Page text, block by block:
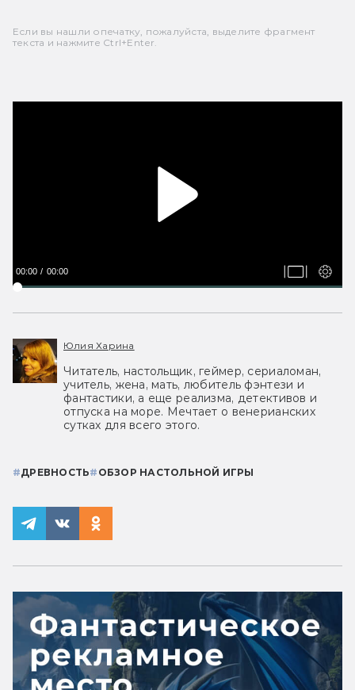
Если вы нашли опечатку, пожалуйста, выделите фрагмент
текста и нажмите Ctrl+Enter.
00:00 00:00
Юлия Харина
Читатель, настольщик, геймер, сериаломан,
учитель, жена, мать, любитель фэнтези и
фантастики, а еще реализма, детективов и
отпуска на море. Мечтает о венерианских
сутках для всего этого.
#ДРЕВНОСТЬ# ОБЗОР НАСТОЛЬНОЙ ИГРЫ